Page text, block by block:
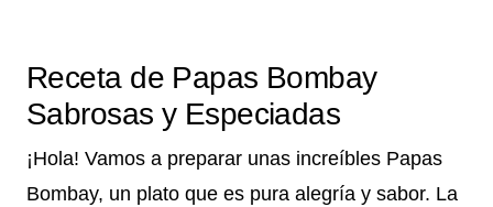
Receta de Papas Bombay
Sabrosas y Especiadas
¡Hola! Vamos a preparar unas increíbles Papas
Bombay, un plato que es pura alegría y sabor. La